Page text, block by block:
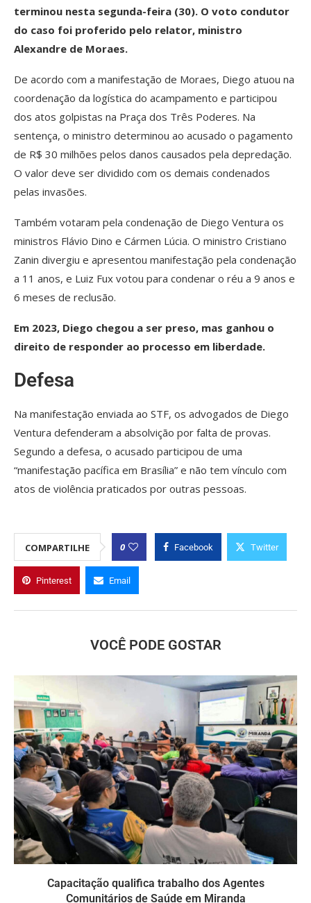
terminou nesta segunda-feira (30). O voto condutor
do caso foi proferido pelo relator, ministro
Alexandre de Moraes.
De acordo com a manifestação de Moraes, Diego atuou na
coordenação da logística do acampamento e participou
dos atos golpistas na Praça dos Três Poderes. Na
sentença, o ministro determinou ao acusado o pagamento
de R$ 30 milhões pelos danos causados pela depredação.
O valor deve ser dividido com os demais condenados
pelas invasões.
Também votaram pela condenação de Diego Ventura os
ministros Flávio Dino e Cármen Lúcia. O ministro Cristiano
Zanin divergiu e apresentou manifestação pela condenação
a 11 anos, e Luiz Fux votou para condenar o réu a 9 anos e
6 meses de reclusão.
Em 2023, Diego chegou a ser preso, mas ganhou o
direito de responder ao processo em liberdade.
Defesa
Na manifestação enviada ao STF, os advogados de Diego
Ventura defenderam a absolvição por falta de provas.
Segundo a defesa, o acusado participou de uma
“manifestação pacífica em Brasília” e não tem vínculo com
atos de violência praticados por outras pessoas.
COMPARTILHE 0 Facebook Twitter
Pinterest Email
VOCÊ PODE GOSTAR
Capacitação qualifica trabalho dos Agentes
Comunitários de Saúde em Miranda